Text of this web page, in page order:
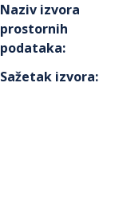
Naziv izvora
prostornih
podataka:
Sažetak izvora: